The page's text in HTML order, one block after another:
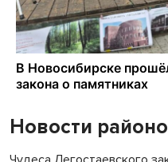
Новости